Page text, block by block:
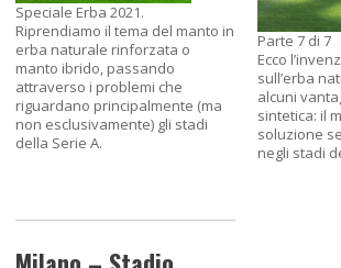
Speciale Erba 2021.
Riprendiamo il tema del manto in
erba naturale rinforzata o
manto ibrido, passando
attraverso i problemi che
riguardano principalmente (ma
non esclusivamente) gli stadi
della Serie A.
Parte 7 di 7
Ecco
sull’erba
alcuni
sintetica: il
soluzione
negli stadi